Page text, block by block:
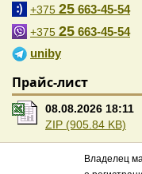
+375 25 663-45-54
+375 25 663-45-54
uniby
Прайс-лист
08.08.2026 18:11
ZIP (905.84 KB)
Владелец